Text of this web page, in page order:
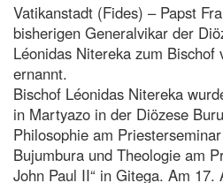
Vatikanstadt (Fides) – Papst
bisherigen Generalvikar der
Léonidas Nitereka zum Bischof
ernannt.
Bischof Léonidas Nitereka
in Martyazo in der Diözese
Philosophie am
Bujumbura und Theologie am
John Paul II“ in Gitega. Am